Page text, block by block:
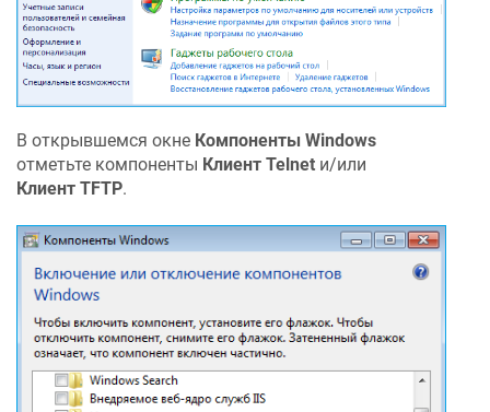
В открывшемся окне Компоненты Windows
отметьте компоненты Клиент Telnet и/или
Клиент TFTP.